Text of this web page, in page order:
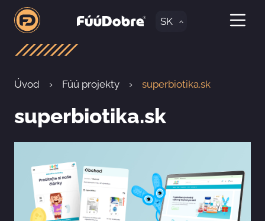
SK
Úvod Fúú projekty superbiotika.sk
superbiotika.sk